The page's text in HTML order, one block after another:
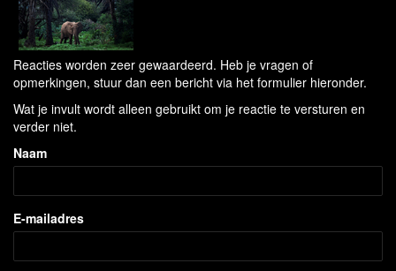
Reacties worden zeer gewaardeerd. Heb je vragen of
opmerkingen, stuur dan een bericht via het formulier hieronder.
Wat je invult wordt alleen gebruikt om je reactie te versturen en
verder niet.
Naam
E-mailadres